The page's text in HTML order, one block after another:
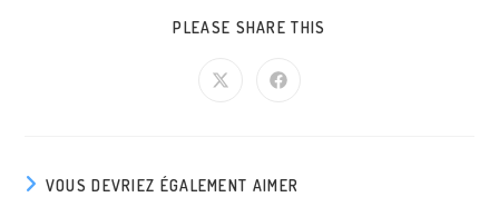
PLEASE SHARE THIS
Ouvrir
Ouvrir
VOUS DEVRIEZ ÉGALEMENT AIMER